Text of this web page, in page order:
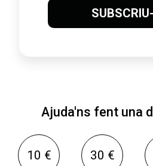
Ajuda'ns fent una
10 € 30 €